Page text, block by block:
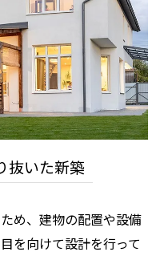
抜いた新築
め、建物の配置や設備
を向けて設計を行って